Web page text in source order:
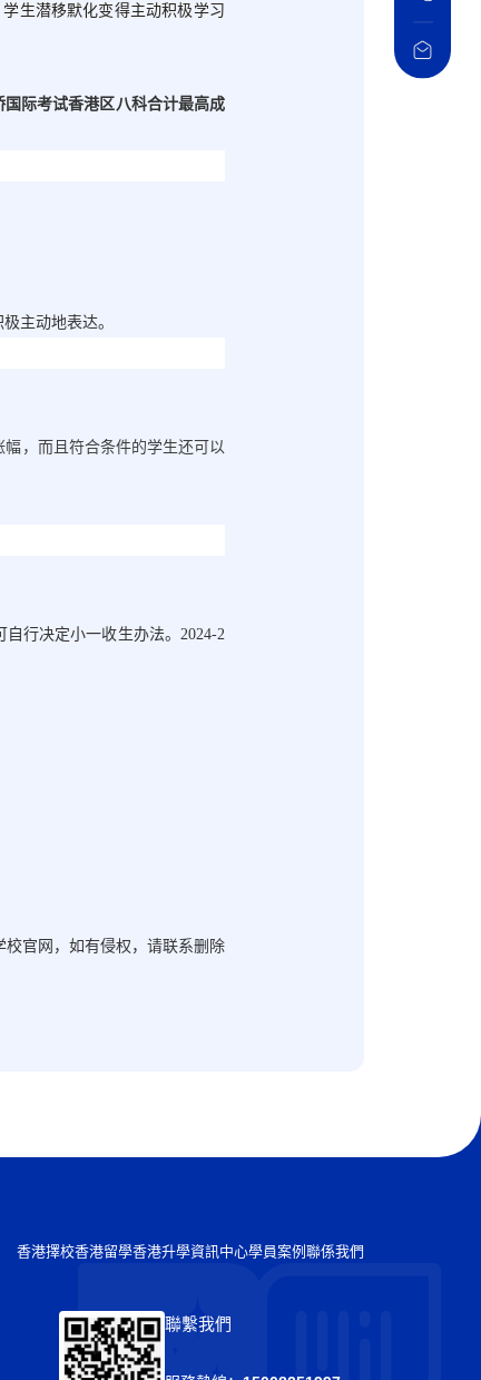
生潜移默化变得主动积极学习
国际考试香港区八科合计最高成
主动地表达。
，而且符合条件的学生还可以
行决定小一收生办法。 2024-2
官网，如有侵权，请联系删除
香港擇校香港留學香港升學資訊中心學員案例聯係我們
聯繫我們